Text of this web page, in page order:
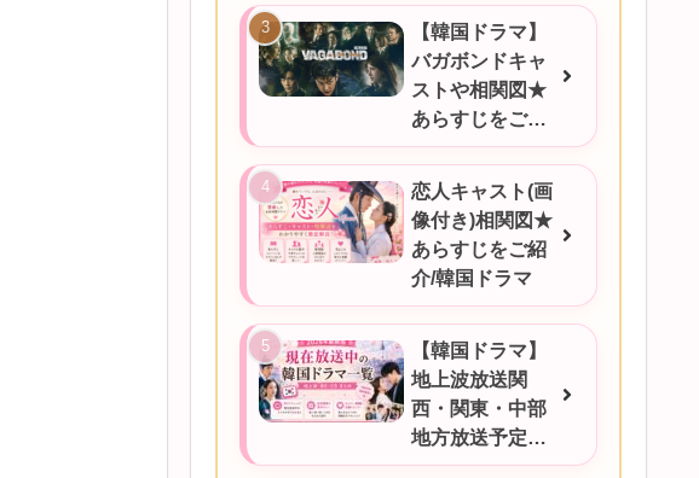
【韓国ドラマ】
バガボンドキャ
ストや相関図★
あらすじをご紹
介
恋人キャスト(画
像付き)相関図★
あらすじをご紹
介/韓国ドラマ
【韓国ドラマ】
地上波放送関
西・関東・中部
地方放送予定一
覧！2026年6月